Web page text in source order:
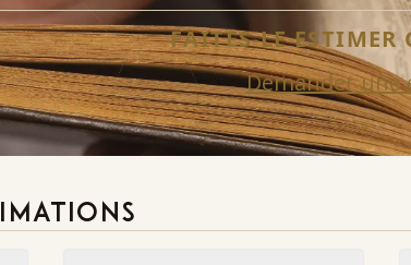
FAITES-LE ESTIMER
Demander une